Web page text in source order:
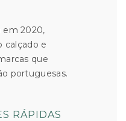
em 2020,
calçado e
que
portuguesas.
RÁPIDAS